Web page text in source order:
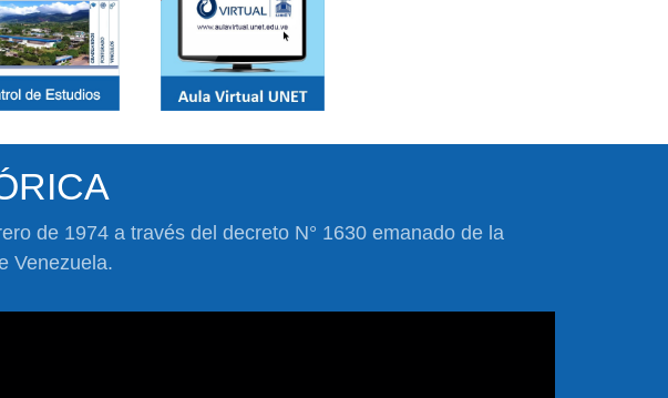
de 1974 a través del decreto N° 1630 emanado de la
Venezuela.